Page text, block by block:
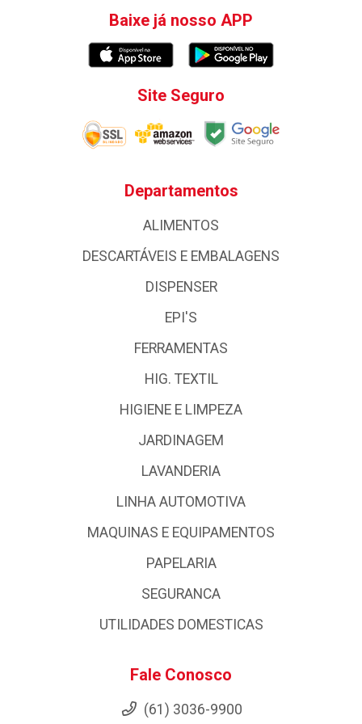
Baixe já nosso APP
Site Seguro
Departamentos
ALIMENTOS
DESCARTÁVEIS E EMBALAGENS
DISPENSER
EPI'S
FERRAMENTAS
HIG. TEXTIL
HIGIENE E LIMPEZA
JARDINAGEM
LAVANDERIA
LINHA AUTOMOTIVA
MAQUINAS E EQUIPAMENTOS
PAPELARIA
SEGURANCA
UTILIDADES DOMESTICAS
Fale Conosco
(61) 3036-9900